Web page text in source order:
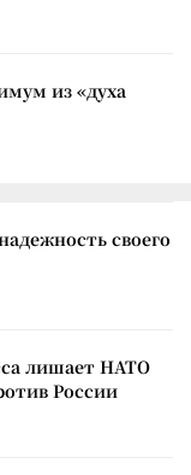
из «духа
своего
лишает НАТО
России